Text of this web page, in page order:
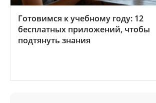
Готовимся к учебному году: 12
бесплатных приложений, чтобы
подтянуть знания